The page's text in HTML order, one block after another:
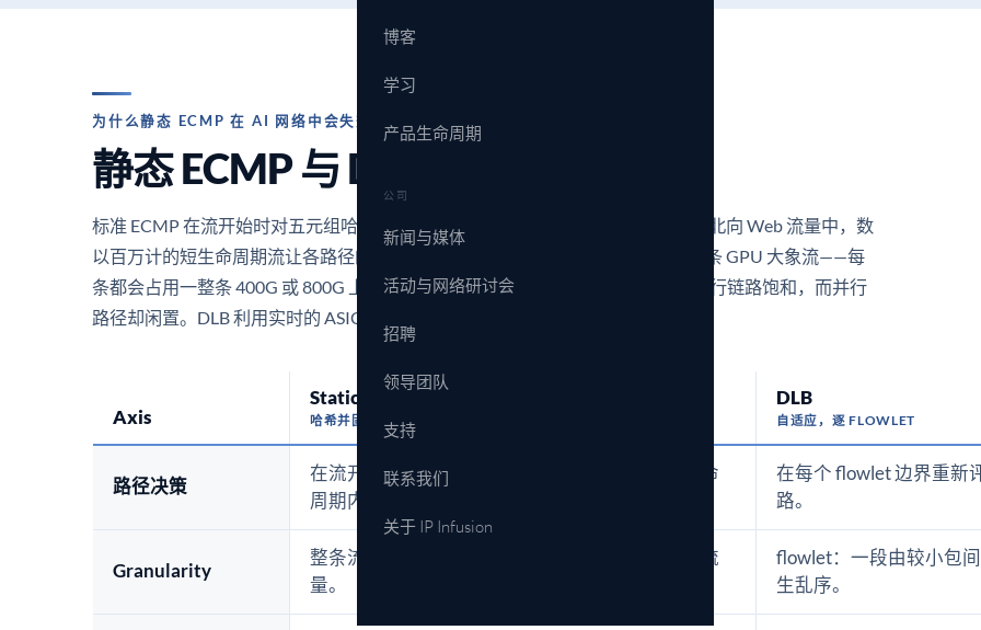
博客
学习
产品生命周期
公司
新闻与媒体
活动与网络研讨会
招聘
领导团队
支持
联系我们
关于 IP Infusion
为什么静态 ECMP 在 AI 网络中会失效
静态 ECMP 与 DLB，逐项对比
标准 ECMP 在流开始时对五元组哈希，并在整条流的生命周期内将其固定。在南北向 Web 流量中，数
以百万计的短生命周期流让各路径的利用率趋于平滑。而在 AI fabric 上，寥寥几条 GPU 大象流——每
条都会占用一整条 400G 或 800G 上行链路长达数秒——会引发哈希极化：一些上行链路饱和，而并行
路径却闲置。DLB 利用实时的 ASIC 遥测在每个 flowlet 上重新评估路径。
Axis
Static ECMP
哈希并固定
DLB
自适应，逐 FLOWLET
路径决策
在流开始时对五元组哈希一次，并在整条流的生命
周期内将其固定。
在每个 flowlet 边界重新
路。
Granularity
整条流。单次哈希选择支配着长达数秒的大象流流
量。
flowlet：一段由较小包
生乱序。